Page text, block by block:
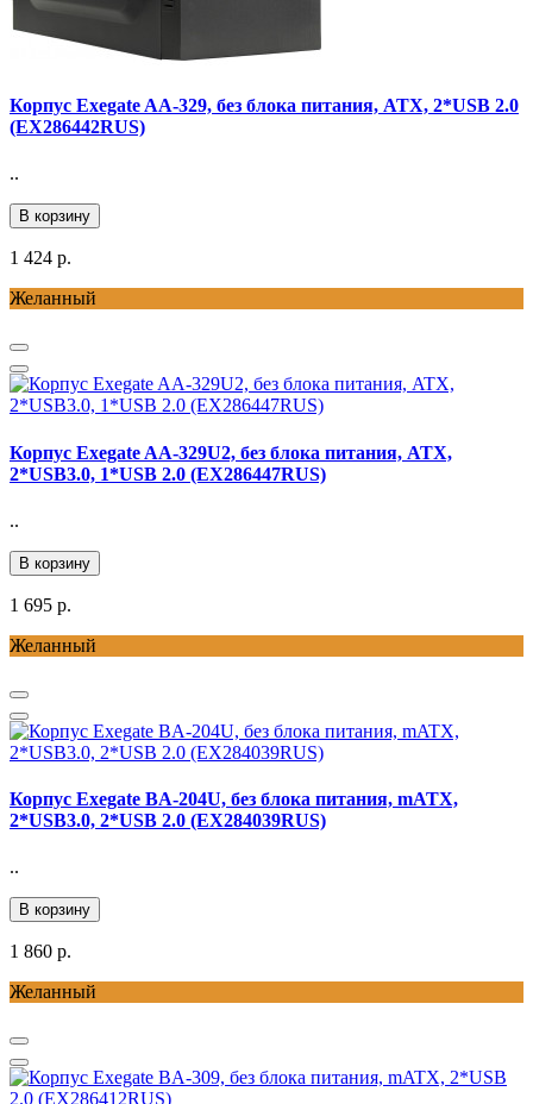
Корпус Exegate AA-329, без блока питания, ATX, 2*USB 2.0
(EX286442RUS)
..
В корзину
1 424 р.
Желанный
Корпус Exegate AA-329U2, без блока питания, ATX,
2*USB3.0, 1*USB 2.0 (EX286447RUS)
..
В корзину
1 695 р.
Желанный
Корпус Exegate BA-204U, без блока питания, mATX,
2*USB3.0, 2*USB 2.0 (EX284039RUS)
..
В корзину
1 860 р.
Желанный